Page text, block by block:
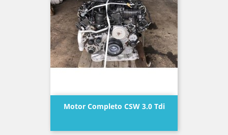
Motor Completo CSW 3.0 Tdi